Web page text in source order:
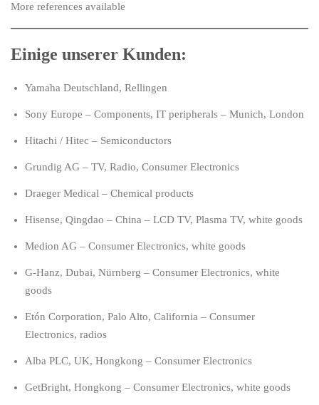
More references available
Einige unserer Kunden:
Yamaha Deutschland, Rellingen
Sony Europe – Components, IT peripherals – Munich, London
Hitachi / Hitec – Semiconductors
Grundig AG – TV, Radio, Consumer Electronics
Draeger Medical – Chemical products
Hisense, Qingdao – China – LCD TV, Plasma TV, white goods
Medion AG – Consumer Electronics, white goods
G-Hanz, Dubai, Nürnberg – Consumer Electronics, white
goods
Etón Corporation, Palo Alto, California – Consumer
Electronics, radios
Alba PLC, UK, Hongkong – Consumer Electronics
GetBright, Hongkong – Consumer Electronics, white goods